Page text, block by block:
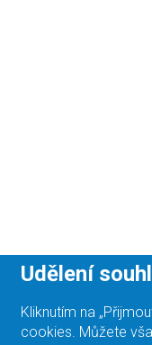
Udělení
Kliknutím na
cookies. Můžete